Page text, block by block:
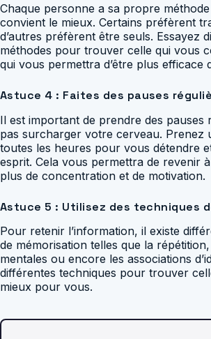
Chaque personne a sa propre
convient le mieux. Certains préfèrent
d’autres préfèrent être seuls. Essayez
méthodes pour trouver celle qui vous
qui vous permettra d’être plus efficace
Astuce 4 : Faites des pauses
Il est important de prendre des pauses
pas surcharger votre cerveau. Prenez
toutes les heures pour vous détendre
esprit. Cela vous permettra de revenir
plus de concentration et de motivation.
Astuce 5 : Utilisez des techniques
Pour retenir l’information, il existe
de mémorisation telles que la
mentales ou encore les associations
différentes techniques pour trouver
mieux pour vous.